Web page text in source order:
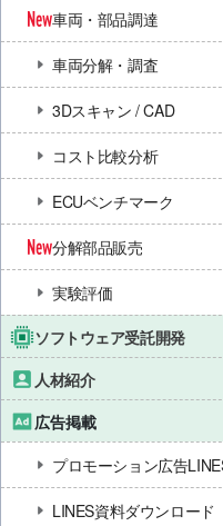
車両・部品調達
車両分解・調査
3Dスキャン / CAD
コスト比較分析
ECUベンチマーク
分解部品販売
実験評価
ソフトウェア受託開発
人材紹介
広告掲載
プロモーション広告
LINES資料ダウンロード